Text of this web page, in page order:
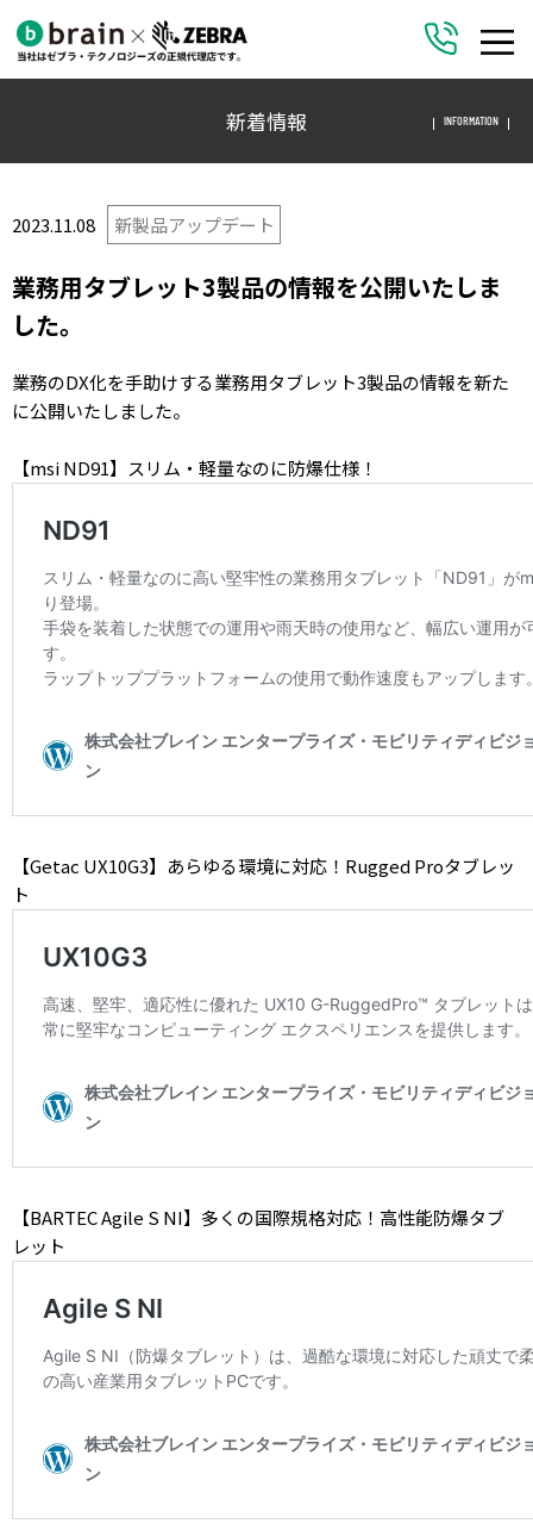
新着情報 INFORMATION
2023.11.08 新製品アップデート
業務用タブレット3製品の情報を公開いたしま
した。
業務のDX化を手助けする業務用タブレット3製品の情報を新た
に公開いたしました。
【msi ND91】スリム・軽量なのに防爆仕様！
【Getac UX10G3】あらゆる環境に対応！Rugged Proタブレッ
ト
【BARTEC Agile S NI】多くの国際規格対応！高性能防爆タブ
レット